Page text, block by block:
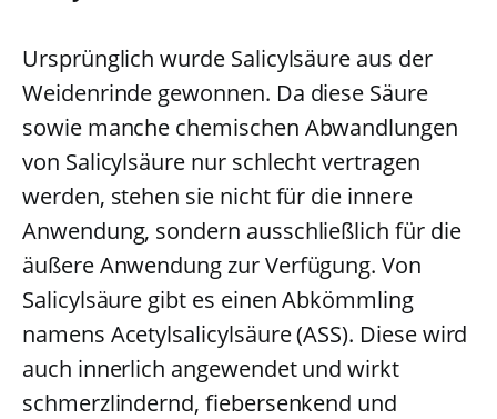
Ursprünglich wurde Salicylsäure aus der
Weidenrinde gewonnen. Da diese Säure
sowie manche chemischen Abwandlungen
von Salicylsäure nur schlecht vertragen
werden, stehen sie nicht für die innere
Anwendung, sondern ausschließlich für die
äußere Anwendung zur Verfügung. Von
Salicylsäure gibt es einen Abkömmling
namens Acetylsalicylsäure (ASS). Diese wird
auch innerlich angewendet und wirkt
schmerzlindernd, fiebersenkend und